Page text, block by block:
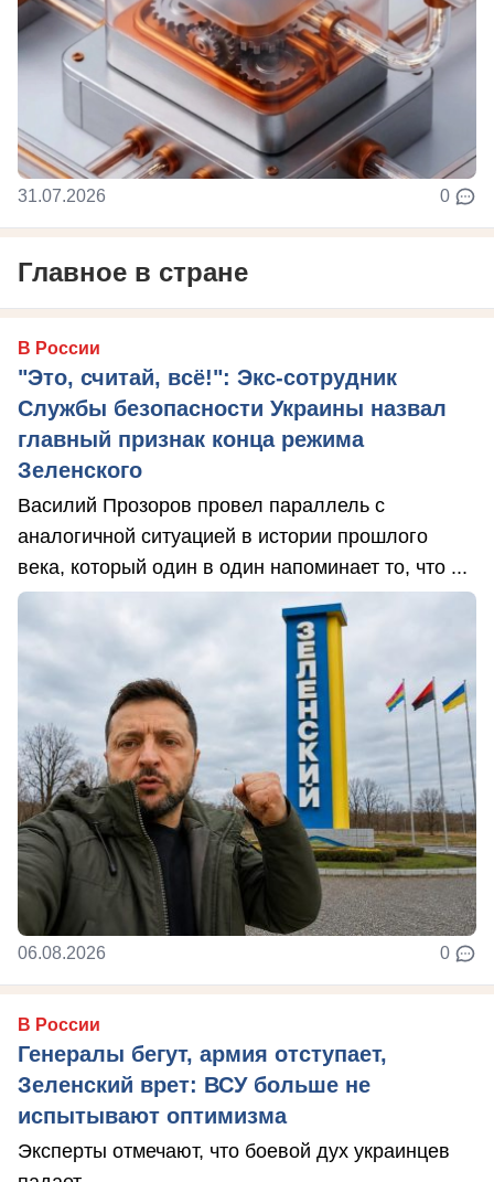
31.07.2026 0
Главное в стране
В России
"Это, считай, всё!": Экс-сотрудник
Службы безопасности Украины назвал
главный признак конца режима
Зеленского
Василий Прозоров провел параллель с
аналогичной ситуацией в истории прошлого
века, который один в один напоминает то, что ...
06.08.2026 0
В России
Генералы бегут, армия отступает,
Зеленский врет: ВСУ больше не
испытывают оптимизма
Эксперты отмечают, что боевой дух украинцев